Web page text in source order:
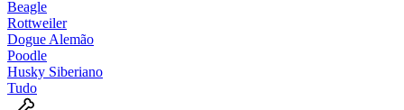
Beagle
Rottweiler
Dogue Alemão
Poodle
Husky Siberiano
Tudo